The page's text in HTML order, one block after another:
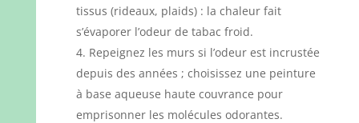
tissus (rideaux, plaids) : la chaleur fait
s’évaporer l’odeur de tabac froid.
Repeignez les murs si l’odeur est incrustée
depuis des années ; choisissez une peinture
à base aqueuse haute couvrance pour
emprisonner les molécules odorantes.